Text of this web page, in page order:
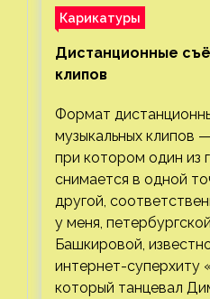
Карикатуры
Дистанционные
клипов⁠⁠
Формат
музыкальных клипов
при котором один из
снимается в одной
другой,
у меня,
Башкировой,
интернет-
который танцевал